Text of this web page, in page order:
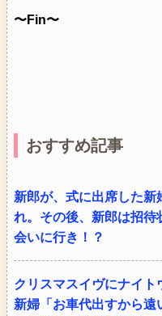
〜Fin〜
おすすめ記事
新郎が、式に出席した
れ。その後、新郎は招待
会いに行き！？
クリスマスイヴにナイト
新婦「お車代出すから遠